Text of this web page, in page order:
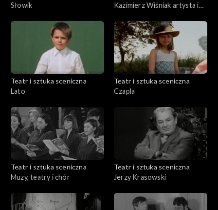
Słowik
Kazimierz Wiśniak artysta i
Teatr i sztuka sceniczna
Lato
Teatr i sztuka sceniczna
Czapla
Teatr i sztuka sceniczna
Muzy, teatry i chór
Teatr i sztuka sceniczna
Jerzy Krasowski